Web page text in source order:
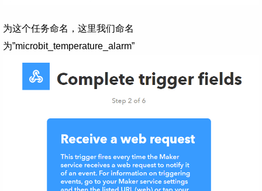
为这个任务命名，这里我们命名
为”microbit_temperature_alarm”